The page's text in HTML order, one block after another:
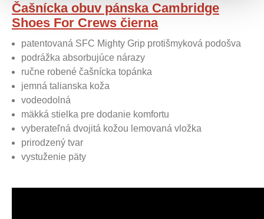
Čašnícka obuv pánska Cambridge
Shoes For Crews čierna
patentovaná SFC Mighty Grip protišmyková podošva
podrážka absorbujúce nárazy
ručne robené čašnícka topánka
jemná talianska koža
vodeodolná
mäkká stielka pre dodanie komfortu
vyberateľná dvojitá kožou lemovaná vložka
prirodzený tvar
vystuženie päty